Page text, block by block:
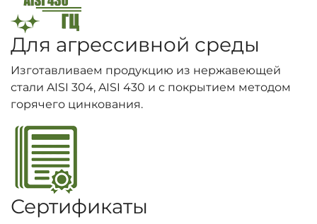
Для агрессивной среды
Изготавливаем продукцию из нержавеющей
стали AISI 304, AISI 430 и с покрытием методом
горячего цинкования.
Сертификаты